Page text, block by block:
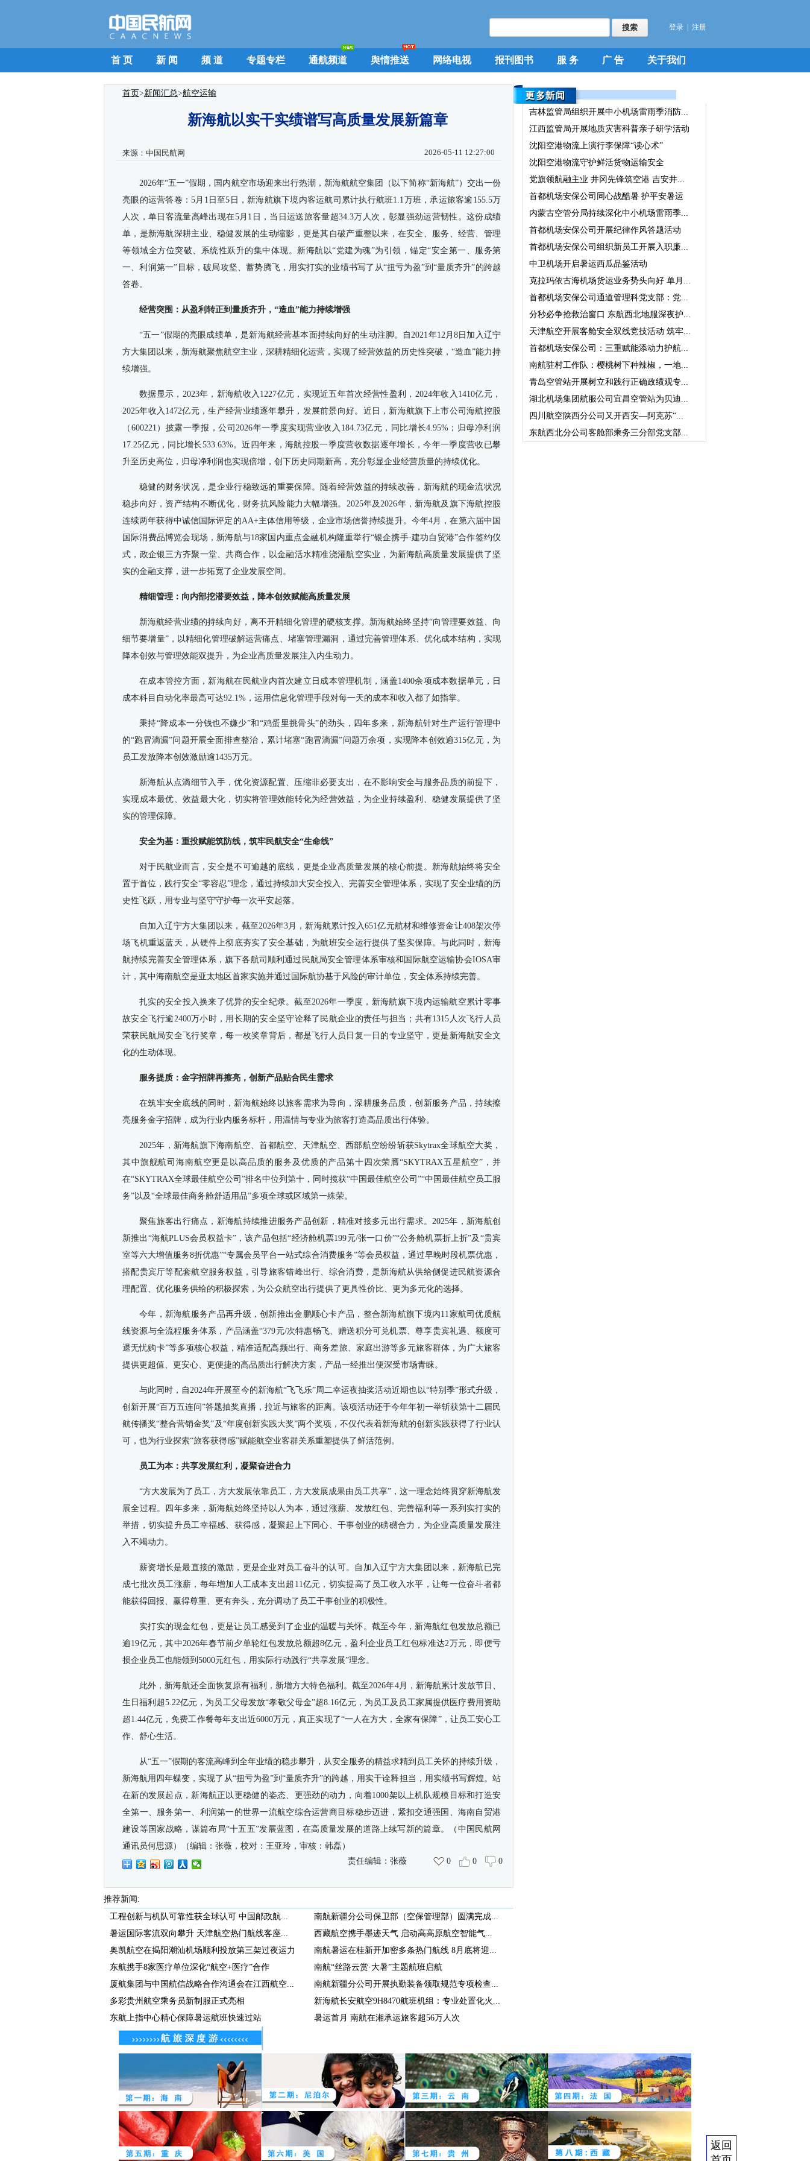
登录 注册
首 页 新 闻 频 道 专题专栏 通航频道 舆情推送 网络电视 报刊图书 服 务 广 告 关于我们
首页>新闻汇总>航空运输
新海航以实干实绩谱写高质量发展新篇章
来源： 中国民航网 2026-05-11 12:27:00
2026年“五一”假期，国内航空市场迎来出行热潮，新海航航空集团（以下简称“新海航”）交出一份
亮眼的运营答卷：5月1日至5日，新海航旗下境内客运航司累计执行航班1.1万班，承运旅客逾155.5万
人次，单日客流量高峰出现在5月1日，当日运送旅客量超34.3万人次，彰显强劲运营韧性。这份成绩
单，是新海航深耕主业、稳健发展的生动缩影，更是其自破产重整以来，在安全、服务、经营、管理
等领域全方位突破、系统性跃升的集中体现。新海航以“党建为魂”为引领，锚定“安全第一、服务第
一、利润第一”目标，破局攻坚、蓄势腾飞，用实打实的业绩书写了从“扭亏为盈”到“量质齐升”的跨越
答卷。
经营突围：从盈利转正到量质齐升，“造血”能力持续增强
“五一”假期的亮眼成绩单，是新海航经营基本面持续向好的生动注脚。自2021年12月8日加入辽宁
方大集团以来，新海航聚焦航空主业，深耕精细化运营，实现了经营效益的历史性突破，“造血”能力持
续增强。
数据显示，2023年，新海航收入1227亿元，实现近五年首次经营性盈利，2024年收入1410亿元，
2025年收入1472亿元，生产经营业绩逐年攀升，发展前景向好。近日，新海航旗下上市公司海航控股
（600221）披露一季报，公司2026年一季度实现营业收入184.73亿元，同比增长4.95%；归母净利润
17.25亿元，同比增长533.63%。近四年来，海航控股一季度营收数据逐年增长，今年一季度营收已攀
升至历史高位，归母净利润也实现倍增，创下历史同期新高，充分彰显企业经营质量的持续优化。
稳健的财务状况，是企业行稳致远的重要保障。随着经营效益的持续改善，新海航的现金流状况
稳步向好，资产结构不断优化，财务抗风险能力大幅增强。2025年及2026年，新海航及旗下海航控股
连续两年获得中诚信国际评定的AA+主体信用等级，企业市场信誉持续提升。今年4月，在第六届中国
国际消费品博览会现场，新海航与18家国内重点金融机构隆重举行“银企携手·建功自贸港”合作签约仪
式，政企银三方齐聚一堂、共商合作，以金融活水精准浇灌航空实业，为新海航高质量发展提供了坚
实的金融支撑，进一步拓宽了企业发展空间。
精细管理：向内部挖潜要效益，降本创效赋能高质量发展
新海航经营业绩的持续向好，离不开精细化管理的硬核支撑。新海航始终坚持“向管理要效益、向
细节要增量”，以精细化管理破解运营痛点、堵塞管理漏洞，通过完善管理体系、优化成本结构，实现
降本创效与管理效能双提升，为企业高质量发展注入内生动力。
在成本管控方面，新海航在民航业内首次建立日成本管理机制，涵盖1400余项成本数据单元，日
成本科目自动化率最高可达92.1%，运用信息化管理手段对每一天的成本和收入都了如指掌。
秉持“降成本一分钱也不嫌少”和“鸡蛋里挑骨头”的劲头，四年多来，新海航针对生产运行管理中
的“跑冒滴漏”问题开展全面排查整治，累计堵塞“跑冒滴漏”问题万余项，实现降本创效逾315亿元，为
员工发放降本创效激励逾1435万元。
新海航从点滴细节入手，优化资源配置、压缩非必要支出，在不影响安全与服务品质的前提下，
实现成本最优、效益最大化，切实将管理效能转化为经营效益，为企业持续盈利、稳健发展提供了坚
实的管理保障。
安全为基：重投赋能筑防线，筑牢民航安全“生命线”
对于民航业而言，安全是不可逾越的底线，更是企业高质量发展的核心前提。新海航始终将安全
置于首位，践行安全“零容忍”理念，通过持续加大安全投入、完善安全管理体系，实现了安全业绩的历
史性飞跃，用专业与坚守守护每一次平安起落。
自加入辽宁方大集团以来，截至2026年3月，新海航累计投入651亿元航材和维修资金让408架次停
场飞机重返蓝天，从硬件上彻底夯实了安全基础，为航班安全运行提供了坚实保障。与此同时，新海
航持续完善安全管理体系，旗下各航司顺利通过民航局安全管理体系审核和国际航空运输协会IOSA审
计，其中海南航空是亚太地区首家实施并通过国际航协基于风险的审计单位，安全体系持续完善。
扎实的安全投入换来了优异的安全纪录。截至2026年一季度，新海航旗下境内运输航空累计零事
故安全飞行逾2400万小时，用长期的安全坚守诠释了民航企业的责任与担当；共有1315人次飞行人员
荣获民航局安全飞行奖章，每一枚奖章背后，都是飞行人员日复一日的专业坚守，更是新海航安全文
化的生动体现。
服务提质：金字招牌再擦亮，创新产品贴合民生需求
在筑牢安全底线的同时，新海航始终以旅客需求为导向，深耕服务品质，创新服务产品，持续擦
亮服务金字招牌，成为行业内服务标杆，用温情与专业为旅客打造高品质出行体验。
2025年，新海航旗下海南航空、首都航空、天津航空、西部航空纷纷斩获Skytrax全球航空大奖，
其中旗舰航司海南航空更是以高品质的服务及优质的产品第十四次荣膺“SKYTRAX五星航空”，并
在“SKYTRAX全球最佳航空公司”排名中位列第十，同时揽获“中国最佳航空公司”“中国最佳航空员工服
务”以及“全球最佳商务舱舒适用品”多项全球或区域第一殊荣。
聚焦旅客出行痛点，新海航持续推进服务产品创新，精准对接多元出行需求。2025年，新海航创
新推出“海航PLUS会员权益卡”，该产品包括“经济舱机票199元/张一口价”“公务舱机票折上折”及“贵宾
室等六大增值服务8折优惠”“专属会员平台一站式综合消费服务”等会员权益，通过早晚时段机票优惠，
搭配贵宾厅等配套航空服务权益，引导旅客错峰出行、综合消费，是新海航从供给侧促进民航资源合
理配置、优化服务供给的积极探索，为公众航空出行提供了更具性价比、更为多元化的选择。
今年，新海航服务产品再升级，创新推出金鹏顺心卡产品，整合新海航旗下境内11家航司优质航
线资源与全流程服务体系，产品涵盖“379元/次特惠畅飞、赠送积分可兑机票、尊享贵宾礼遇、额度可
退无忧购卡”等多项核心权益，精准适配高频出行、商务差旅、家庭出游等多元旅客群体，为广大旅客
提供更超值、更安心、更便捷的高品质出行解决方案，产品一经推出便深受市场青睐。
与此同时，自2024年开展至今的新海航“飞飞乐”周二幸运夜抽奖活动近期也以“特别季”形式升级，
创新开展“百万五连问”答题抽奖直播，拉近与旅客的距离。该项活动还于今年年初一举斩获第十二届民
航传播奖“整合营销金奖”及“年度创新实践大奖”两个奖项，不仅代表着新海航的创新实践获得了行业认
可，也为行业探索“旅客获得感”赋能航空业客群关系重塑提供了鲜活范例。
员工为本：共享发展红利，凝聚奋进合力
“方大发展为了员工，方大发展依靠员工，方大发展成果由员工共享”，这一理念始终贯穿新海航发
展全过程。四年多来，新海航始终坚持以人为本，通过涨薪、发放红包、完善福利等一系列实打实的
举措，切实提升员工幸福感、获得感，凝聚起上下同心、干事创业的磅礴合力，为企业高质量发展注
入不竭动力。
薪资增长是最直接的激励，更是企业对员工奋斗的认可。自加入辽宁方大集团以来，新海航已完
成七批次员工涨薪，每年增加人工成本支出超11亿元，切实提高了员工收入水平，让每一位奋斗者都
能获得回报、赢得尊重、更有奔头，充分调动了员工干事创业的积极性。
实打实的现金红包，更是让员工感受到了企业的温暖与关怀。截至今年，新海航红包发放总额已
逾19亿元，其中2026年春节前夕单轮红包发放总额超8亿元，盈利企业员工红包标准达2万元，即便亏
损企业员工也能领到5000元红包，用实际行动践行“共享发展”理念。
此外，新海航还全面恢复原有福利，新增方大特色福利。截至2026年4月，新海航累计发放节日、
生日福利超5.22亿元，为员工父母发放“孝敬父母金”超8.16亿元，为员工及员工家属提供医疗费用资助
超1.44亿元，免费工作餐每年支出近6000万元，真正实现了“一人在方大，全家有保障”，让员工安心工
作、舒心生活。
从“五一”假期的客流高峰到全年业绩的稳步攀升，从安全服务的精益求精到员工关怀的持续升级，
新海航用四年蝶变，实现了从“扭亏为盈”到“量质齐升”的跨越，用实干诠释担当，用实绩书写辉煌。站
在新的发展起点，新海航正以更稳健的姿态、更强劲的动力，向着1000架以上机队规模目标和打造安
全第一、服务第一、利润第一的世界一流航空综合运营商目标稳步迈进，紧扣交通强国、海南自贸港
建设等国家战略，谋篇布局“十五五”发展蓝图，在高质量发展的道路上续写新的篇章。（中国民航网
通讯员何思源）（编辑：张薇，校对：王亚玲，审核：韩磊）
责任编辑： 张薇 0 0 0
推荐新闻:
工程创新与机队可靠性获全球认可 中国邮政航...
暑运国际客流双向攀升 天津航空热门航线客座...
奥凯航空在揭阳潮汕机场顺利投放第三架过夜运力
东航携手8家医疗单位深化“航空+医疗”合作
厦航集团与中国航信战略合作沟通会在江西航空...
多彩贵州航空乘务员新制服正式亮相
东航上指中心精心保障暑运航班快速过站
南航新疆分公司保卫部（空保管理部）圆满完成...
西藏航空携手墨迹天气 启动高高原航空智能气...
南航暑运在桂新开加密多条热门航线 8月底将迎...
南航“丝路云赏·大暑”主题航班启航
南航新疆分公司开展执勤装备领取规范专项检查...
新海航长安航空9H8470航班机组：专业处置化火...
暑运首月 南航在湘承运旅客超56万人次
吉林监管局组织开展中小机场雷雨季消防...
江西监管局开展地质灾害科普亲子研学活动
沈阳空港物流上演行李保障“读心术”
沈阳空港物流守护鲜活货物运输安全
党旗领航融主业 井冈先锋筑空港 吉安井...
首都机场安保公司同心战酷暑 护平安暑运
内蒙古空管分局持续深化中小机场雷雨季...
首都机场安保公司开展纪律作风答题活动
首都机场安保公司组织新员工开展入职廉...
中卫机场开启暑运西瓜品鉴活动
克拉玛依古海机场货运业务势头向好 单月...
首都机场安保公司通道管理科党支部：党...
分秒必争抢救治窗口 东航西北地服深夜护...
天津航空开展客舱安全双线竞技活动 筑牢...
首都机场安保公司：三重赋能添动力护航...
南航驻村工作队：樱桃树下种辣椒，一地...
青岛空管站开展树立和践行正确政绩观专...
湖北机场集团航服公司宜昌空管站为贝迪...
四川航空陕西分公司又开西安—阿克苏“...
东航西北分公司客舱部乘务三分部党支部...
返回